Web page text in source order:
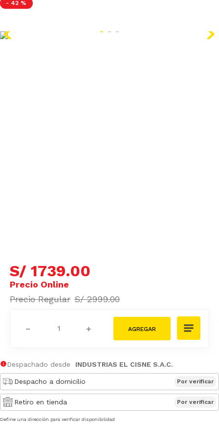
- 42 %
S/ 1739.00
S/ 2999.00
＋
－
Despachado desde INDUSTRIAS EL CISNE S.A.C.
Despacho a domicilio Por verificar
Retiro en tienda Por verificar
Define una dirección para verificar disponibilidad